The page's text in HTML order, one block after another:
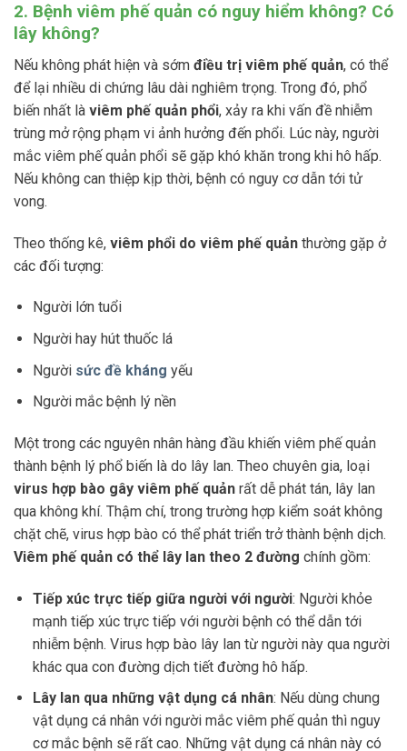
2. Bệnh viêm phế quản có nguy hiểm không? Có
lây không?
Nếu không phát hiện và sớm điều trị viêm phế quản, có thể
để lại nhiều di chứng lâu dài nghiêm trọng. Trong đó, phổ
biến nhất là viêm phế quản phổi, xảy ra khi vấn đề nhiễm
trùng mở rộng phạm vi ảnh hưởng đến phổi. Lúc này, người
mắc viêm phế quản phổi sẽ gặp khó khăn trong khi hô hấp.
Nếu không can thiệp kịp thời, bệnh có nguy cơ dẫn tới tử
vong.
Theo thống kê, viêm phổi do viêm phế quản thường gặp ở
các đối tượng:
Người lớn tuổi
Người hay hút thuốc lá
Người sức đề kháng yếu
Người mắc bệnh lý nền
Một trong các nguyên nhân hàng đầu khiến viêm phế quản
thành bệnh lý phổ biến là do lây lan. Theo chuyên gia, loại
virus hợp bào gây viêm phế quản rất dễ phát tán, lây lan
qua không khí. Thậm chí, trong trường hợp kiểm soát không
chặt chẽ, virus hợp bào có thể phát triển trở thành bệnh dịch.
Viêm phế quản có thể lây lan theo 2 đường chính gồm:
Tiếp xúc trực tiếp giữa người với người: Người khỏe
mạnh tiếp xúc trực tiếp với người bệnh có thể dẫn tới
nhiễm bệnh. Virus hợp bào lây lan từ người này qua người
khác qua con đường dịch tiết đường hô hấp.
Lây lan qua những vật dụng cá nhân: Nếu dùng chung
vật dụng cá nhân với người mắc viêm phế quản thì nguy
cơ mắc bệnh sẽ rất cao. Những vật dụng cá nhân này có